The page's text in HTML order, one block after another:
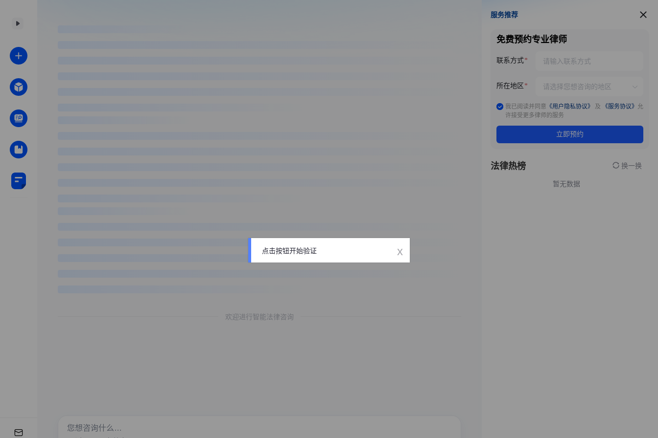
欢迎进行智能法律咨询
服务推荐
服务推荐
免费预约专业律师
联系方式
所在地区
我已阅读并同意 《用户隐私协议》 及 《服务协议》 允
许接受更多律师的服务
立即预约
法律热榜 换一换
暂无数据
点击按钮开始验证 x